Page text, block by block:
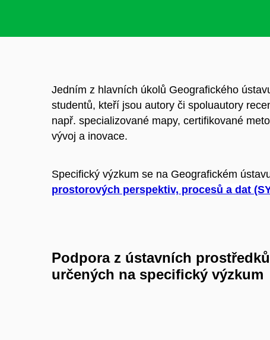
Jedním z hlavních úkolů Geografického
studentů, kteří jsou autory či spoluautory
např. specializované mapy, certifikované
vývoj a inovace.
Specifický výzkum se na Geografickém
prostorových perspektiv, procesů a dat
Podpora z ústavních prostředků
určených na specifický výzkum